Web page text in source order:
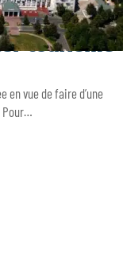
tourisme
en vue de faire d’une
…